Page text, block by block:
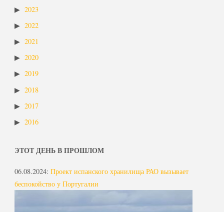
2023
2022
2021
2020
2019
2018
2017
2016
ЭТОТ ДЕНЬ В ПРОШЛОМ
06.08.2024: Проект испанского хранилища РАО вызывает
беспокойство у Португалии